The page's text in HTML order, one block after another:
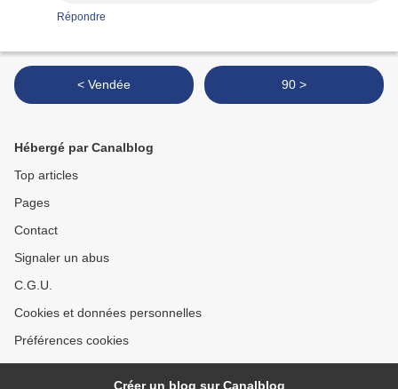
Répondre
< Vendée 90 >
Hébergé par Canalblog
Top articles
Pages
Contact
Signaler un abus
C.G.U.
Cookies et données personnelles
Préférences cookies
Créer un blog sur Canalblog